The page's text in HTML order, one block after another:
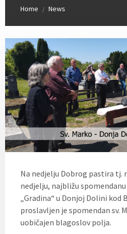
Home / News
Na nedjelju Dobrog pastira tj.
nedjelju, najbližu
„Gradina“ u Donjoj Dolini kod
proslavljen je spomendan sv.
uobičajen blagoslov polja.